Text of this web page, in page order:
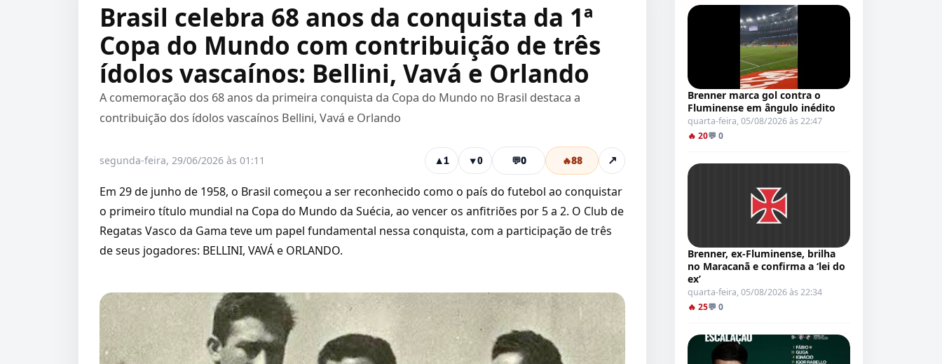
Brasil celebra 68 anos da conquista da 1ª
Copa do Mundo com contribuição de três
ídolos vascaínos: Bellini, Vavá e Orlando
A comemoração dos 68 anos da primeira conquista da Copa do Mundo no Brasil destaca a
contribuição dos ídolos vascaínos Bellini, Vavá e Orlando
segunda-feira, 29/06/2026 às 01:11 ▲1 ▼0 💬0 🔥88 ↗
Em 29 de junho de 1958, o Brasil começou a ser reconhecido como o país do futebol ao conquistar
o primeiro título mundial na Copa do Mundo da Suécia, ao vencer os anfitriões por 5 a 2. O Club de
Regatas Vasco da Gama teve um papel fundamental nessa conquista, com a participação de três
de seus jogadores: BELLINI, VAVÁ e ORLANDO.
Brenner marca gol contra o
Fluminense em ângulo inédito
quarta-feira, 05/08/2026 às 22:47
🔥 20💬 0
Brenner, ex-Fluminense, brilha
no Maracanã e confirma a ‘lei do
ex’
quarta-feira, 05/08/2026 às 22:34
🔥 25💬 0